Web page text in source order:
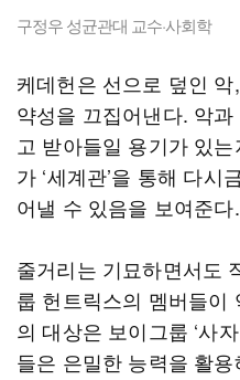
구정우 성균관대 교수·사회학
케데헌은 선으로 덮인
약성을 끄집어낸다. 악
고 받아들일 용기가 있
가 ‘세계관’을 통해 다
어낼 수 있음을 보여준다.
줄거리는 기묘하면서도
룹 헌트릭스의 멤버들이
의 대상은 보이그룹 ‘사
들은 은밀한 능력을 활